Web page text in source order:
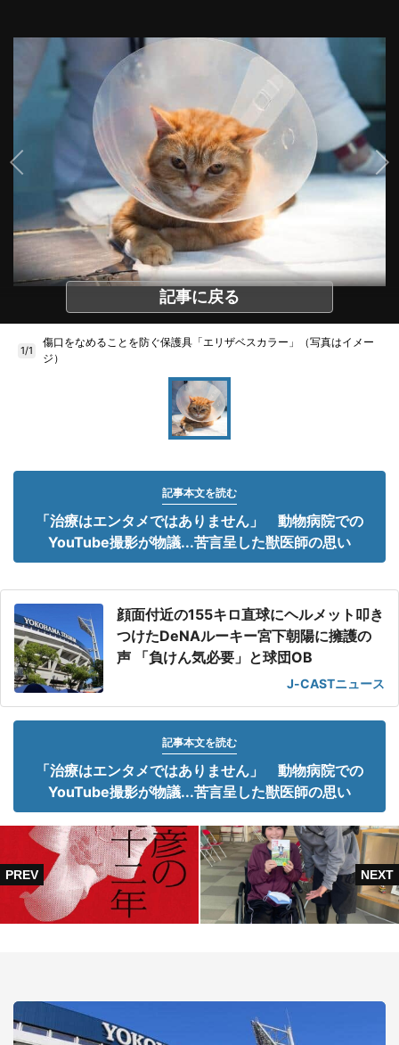
記事に戻る
1/1
傷口をなめることを防ぐ保護具「エリザベスカラー」（写真はイメー
ジ）
記事本文を読む
「治療はエンタメではありません」 動物病院での
YouTube撮影が物議...苦言呈した獣医師の思い
顔面付近の155キロ直球にヘルメット叩き
つけたDeNAルーキー宮下朝陽に擁護の
声 「負けん気必要」と球団OB
J-CASTニュース
記事本文を読む
「治療はエンタメではありません」 動物病院での
YouTube撮影が物議...苦言呈した獣医師の思い